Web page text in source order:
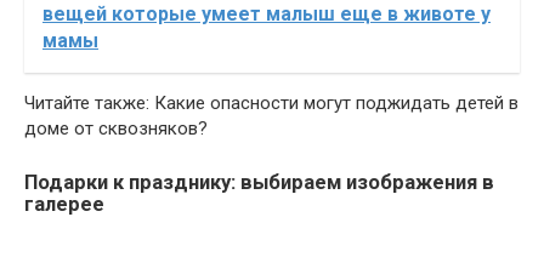
вещей которые умеет малыш еще в животе у
мамы
Читайте также: Какие опасности могут поджидать детей в
доме от сквозняков?
Подарки к празднику: выбираем изображения в
галерее